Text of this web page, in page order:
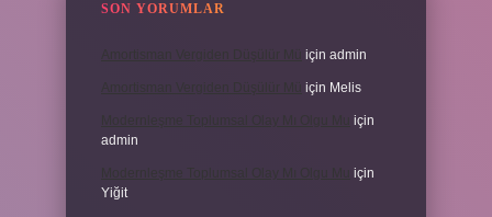
SON YORUMLAR
için admin
için Melis
için
admin
için
Yiğit